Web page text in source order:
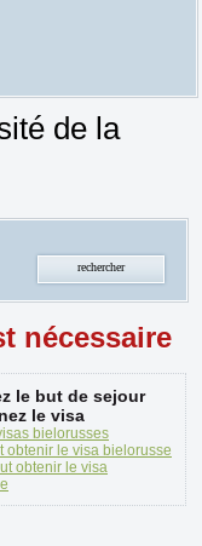
de la
nécessaire
le but de sejour
le visa
bielorusses
obtenir le visa bielorusse
obtenir le visa